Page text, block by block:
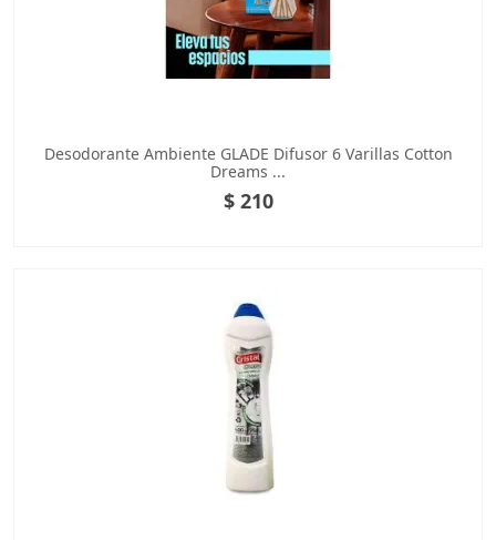
Desodorante Ambiente GLADE Difusor 6 Varillas Cotton
Dreams ...
$ 210